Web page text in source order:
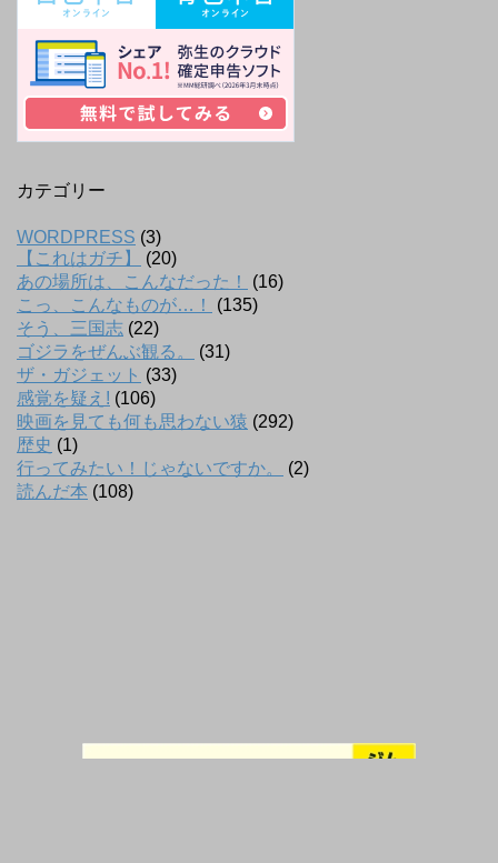
カテゴリー
WORDPRESS (3)
【これはガチ】
(20)
あの場所は、こんなだった！
(16)
こっ、こんなものが…！
(135)
そう、三国志 (22)
ゴジラをぜんぶ観る。
(31)
ザ・ガジェット (33)
感覚を疑え! (106)
映画を見ても何も思わない猿 (292)
歴史 (1)
行ってみたい！じゃないですか。
(2)
読んだ本 (108)